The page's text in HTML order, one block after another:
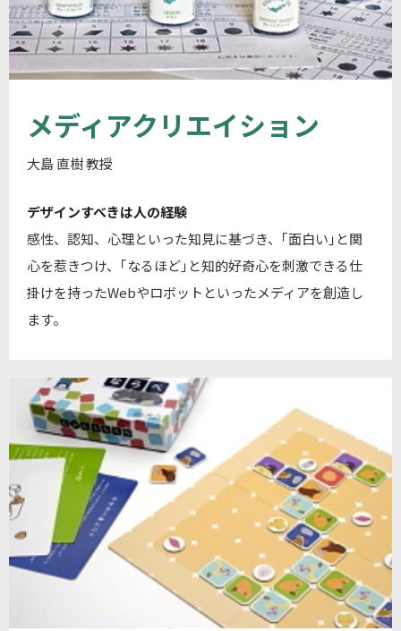
メディアクリエイション
大島 直樹 教授
デザインすべきは人の経験
感性、認知、心理といった知見に基づき、｢面白い｣と関
心を惹きつけ、｢なるほど｣と知的好奇心を刺激できる仕
掛けを持ったWebやロボットといったメディアを創造し
ます。